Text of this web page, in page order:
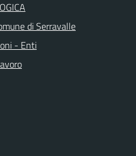
di Serravalle
- Enti